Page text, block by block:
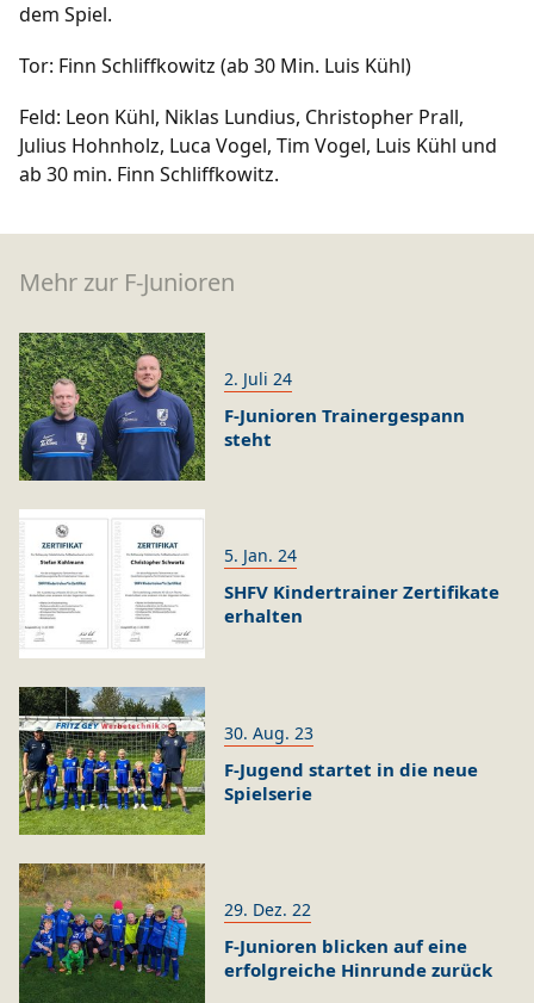
dem Spiel.
Tor: Finn Schliffkowitz (ab 30 Min. Luis Kühl)
Feld: Leon Kühl, Niklas Lundius, Christopher Prall,
Julius Hohnholz, Luca Vogel, Tim Vogel, Luis Kühl und
ab 30 min. Finn Schliffkowitz.
Mehr zur F-Junioren
2. Juli 24
F-Junioren Trainergespann
steht
5. Jan. 24
SHFV Kindertrainer Zertifikate
erhalten
30. Aug. 23
F-Jugend startet in die neue
Spielserie
29. Dez. 22
F-Junioren blicken auf eine
erfolgreiche Hinrunde zurück